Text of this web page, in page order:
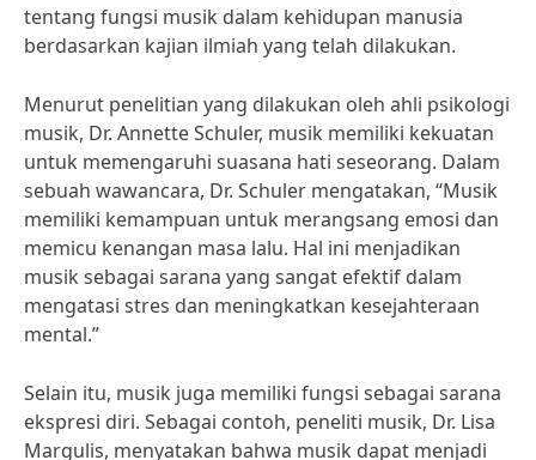
tentang fungsi musik dalam kehidupan manusia
berdasarkan kajian ilmiah yang telah dilakukan.
Menurut penelitian yang dilakukan oleh ahli psikologi
musik, Dr. Annette Schuler, musik memiliki kekuatan
untuk memengaruhi suasana hati seseorang. Dalam
sebuah wawancara, Dr. Schuler mengatakan, “Musik
memiliki kemampuan untuk merangsang emosi dan
memicu kenangan masa lalu. Hal ini menjadikan
musik sebagai sarana yang sangat efektif dalam
mengatasi stres dan meningkatkan kesejahteraan
mental.”
Selain itu, musik juga memiliki fungsi sebagai sarana
ekspresi diri. Sebagai contoh, peneliti musik, Dr. Lisa
Margulis, menyatakan bahwa musik dapat menjadi